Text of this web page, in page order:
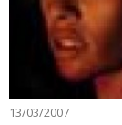
13/03/2007